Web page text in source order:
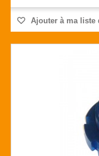
Ajouter à ma liste